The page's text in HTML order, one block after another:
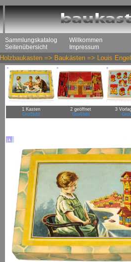
Sammlungskatalog
Seitenübersicht
Willkommen
Impressum
Holzbaukasten => Baukästen => Louis
1 Kasten
Großbild
2 geöffnet
Großbild
3